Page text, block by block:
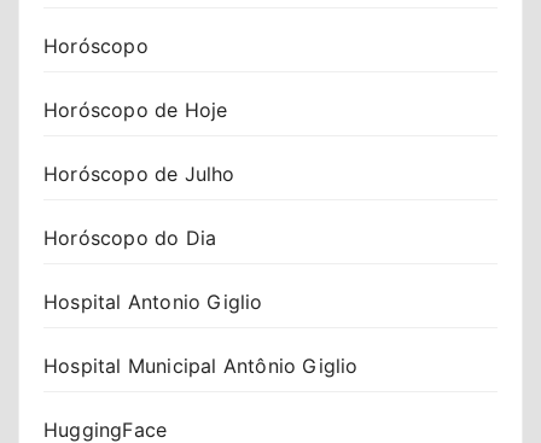
Horóscopo
Horóscopo de Hoje
Horóscopo de Julho
Horóscopo do Dia
Hospital Antonio Giglio
Hospital Municipal Antônio Giglio
HuggingFace